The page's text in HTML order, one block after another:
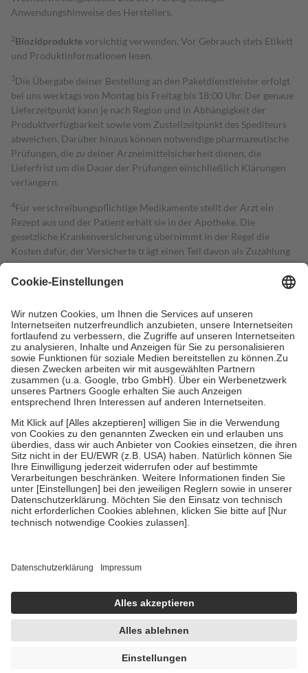
Anwendungshinweise des Herstellers.
2Biozidproduktevorsichtig verwenden. Vor Gebrauch stets Etikett
und Produktinformationen lesen.
3Die Übergabe deiner Bestellung an den Paketdienstleister erfolgt
bei uns werktags von Montag bis Freitag bis 18:00 Uhr. Der genaue
Lieferzeitpunkt kann je nach Region und in Abhängigkeit der
Produktverfügbarkeit sowie vom Zustellzeitpunkt des Spediteurs
abweichen. Darüber hinaus können notwendige pharmazeutische
Prüfungen, die zu deiner Arzneimittelsicherheit dienen, die
Lieferfrist um die Dauer der Prüfungen einschließlich Klärungen
verlängern.
4Für verschreibungspflichtige Medikamente stellt der Arzt ein
Rezept aus und der Patient erhält sie in der Apotheke. Die
gesetzliche Krankenversicherung übernimmt in der Regel die
Kosten dafür, der Versicherte trägt einen Teil davon als Zuzahlung
mit.
Grundsätzlich leisten Mitglieder Zuzahlungen in Höhe von zehn
höchstens zehn Euro.
Es sind jedoch nie mehr als die tatsächlichen
Kosten der Leistung zu entrichten.
Diese Regeln gelten grundsätzlich auch für Online-Apotheken.
Bei Heilmitteln und häuslicher Krankenpflege beträgt die
Zuzahlung zehn Prozent der Kosten sowie zehn Euro je
Verordnung.
Um das Engagement der Versicherten für ihre eigene Gesundheit zu
stärken und die besondere Stellung der Familie zu unterstützen,
fallenkeine Zuzahlungenan bei:
• Kindern und Jugendlichen bis zum vollendeten 18. Lebensjahr
mit Ausnahme der Fahrkosten
• Untersuchungen zur Vorsorge und Früherkennung, die von der
GKV getragen werden
• empfohlenen Schutzimpfungen
• Harn- und Blutteststreifen
getroffen, um sicherzustellen, dass es sich um echte Bewertungen
https://help.etrusted.com/hc/de/articles/4419944605341
Einige Bilder und Inhalte wurden unter Zuhilfenahme künstlicher